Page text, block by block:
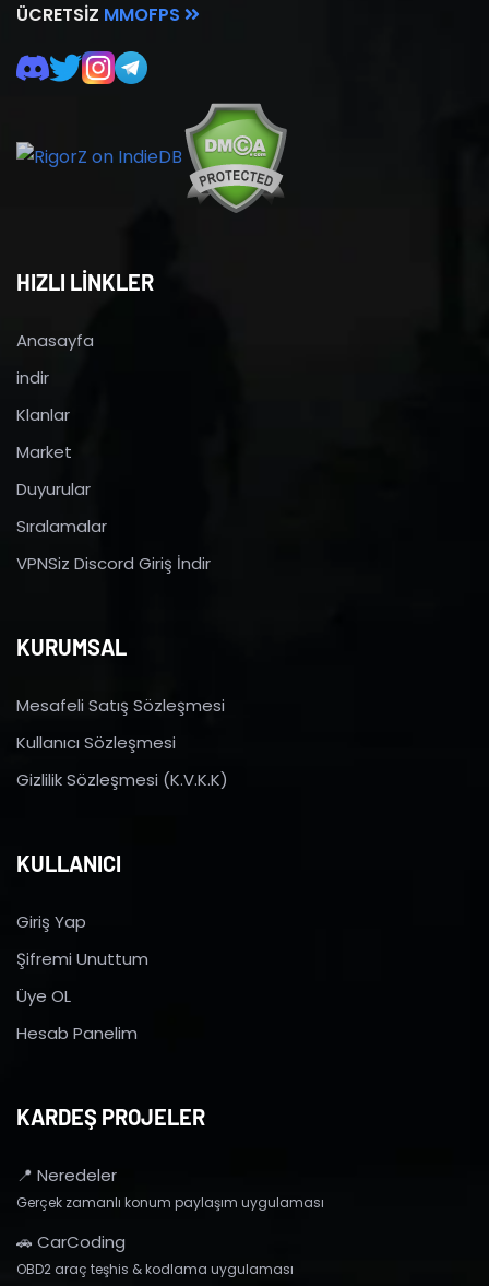
ÜCRETSIZ MMOFPS
HIZLI LİNKLER
Anasayfa
indir
Klanlar
Market
Duyurular
Sıralamalar
VPNSiz Discord Giriş İndir
KURUMSAL
Mesafeli Satış Sözleşmesi
Kullanıcı Sözleşmesi
Gizlilik Sözleşmesi (K.V.K.K)
KULLANICI
Giriş Yap
Şifremi Unuttum
Üye OL
Hesab Panelim
KARDEŞ PROJELER
📍 Neredeler
Gerçek zamanlı konum paylaşım uygulaması
🚗 CarCoding
OBD2 araç teşhis & kodlama uygulaması